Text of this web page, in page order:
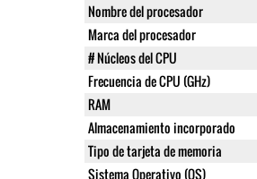
Nombre del procesador
Marca del procesador
# Núcleos del CPU
Frecuencia de CPU (GHz)
RAM
Almacenamiento incorporado
Tipo de tarjeta de memoria
Sistema Operativo (OS)